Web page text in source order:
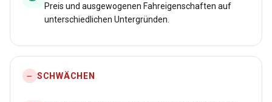
Preis und ausgewogenen Fahreigenschaften auf
unterschiedlichen Untergründen.
SCHWÄCHEN